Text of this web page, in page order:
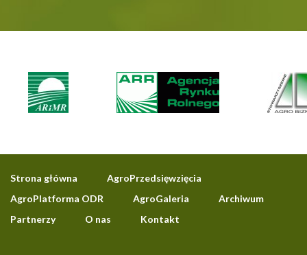
Strona główna
AgroPrzedsięwzięcia
AgroPlatforma ODR
AgroGaleria
Archiwum
Partnerzy
O nas Kontakt